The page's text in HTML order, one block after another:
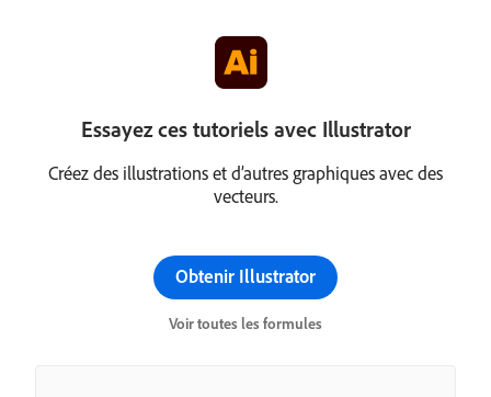
Essayez ces tutoriels avec Illustrator
Créez des illustrations et d’autres graphiques avec des
vecteurs.
Obtenir Illustrator
Voir toutes les formules